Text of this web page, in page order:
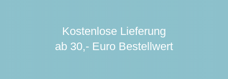
Kostenlose Lieferung
ab 30,- Euro Bestellwert